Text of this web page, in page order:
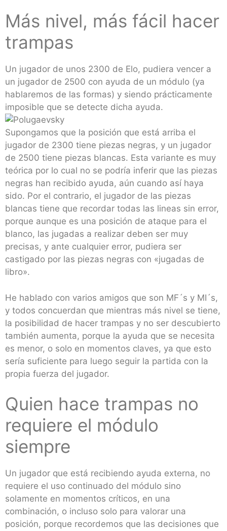
Más nivel, más fácil hacer
trampas
Un jugador de unos 2300 de Elo, pudiera vencer a
un jugador de 2500 con ayuda de un módulo (ya
hablaremos de las formas) y siendo prácticamente
imposible que se detecte dicha ayuda.
Supongamos que la posición que está arriba el
jugador de 2300 tiene piezas negras, y un jugador
de 2500 tiene piezas blancas. Esta variante es muy
teórica por lo cual no se podría inferir que las piezas
negras han recibido ayuda, aún cuando así haya
sido. Por el contrario, el jugador de las piezas
blancas tiene que recordar todas las lineas sin error,
porque aunque es una posición de ataque para el
blanco, las jugadas a realizar deben ser muy
precisas, y ante cualquier error, pudiera ser
castigado por las piezas negras con «jugadas de
libro».
He hablado con varios amigos que son MF´s y MI´s,
y todos concuerdan que mientras más nivel se tiene,
la posibilidad de hacer trampas y no ser descubierto
también aumenta, porque la ayuda que se necesita
es menor, o solo en momentos claves, ya que esto
sería suficiente para luego seguir la partida con la
propia fuerza del jugador.
Quien hace trampas no
requiere el módulo
siempre
Un jugador que está recibiendo ayuda externa, no
requiere el uso continuado del módulo sino
solamente en momentos críticos, en una
combinación, o incluso solo para valorar una
posición, porque recordemos que las decisiones que